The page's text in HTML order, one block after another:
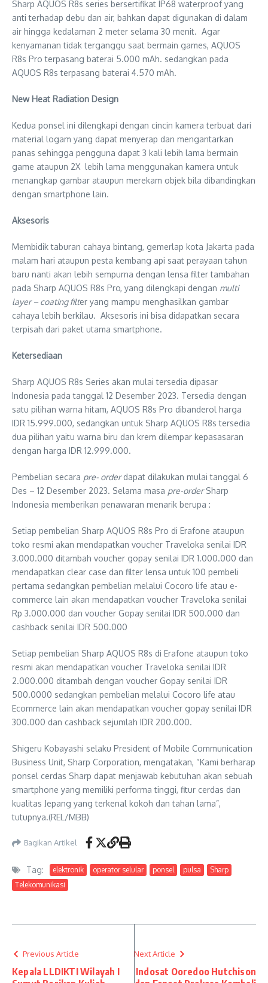
Sharp AQUOS R8s series bersertifikat IP68 waterproof yang
anti terhadap debu dan air, bahkan dapat digunakan di dalam
air hingga kedalaman 2 meter selama 30 menit. Agar
kenyamanan tidak terganggu saat bermain games, AQUOS
R8s Pro terpasang baterai 5.000 mAh. sedangkan pada
AQUOS R8s terpasang baterai 4.570 mAh.
New Heat Radiation Design
Kedua ponsel ini dilengkapi dengan cincin kamera terbuat dari
material logam yang dapat menyerap dan mengantarkan
panas sehingga pengguna dapat 3 kali lebih lama bermain
game ataupun 2X lebih lama menggunakan kamera untuk
menangkap gambar ataupun merekam objek bila dibandingkan
dengan smartphone lain.
Aksesoris
Membidik taburan cahaya bintang, gemerlap kota Jakarta pada
malam hari ataupun pesta kembang api saat perayaan tahun
baru nanti akan lebih sempurna dengan lensa filter tambahan
pada Sharp AQUOS R8s Pro, yang dilengkapi dengan multi
layer – coating filter yang mampu menghasilkan gambar
cahaya lebih berkilau. Aksesoris ini bisa didapatkan secara
terpisah dari paket utama smartphone.
Ketersediaan
Sharp AQUOS R8s Series akan mulai tersedia dipasar
Indonesia pada tanggal 12 Desember 2023. Tersedia dengan
satu pilihan warna hitam, AQUOS R8s Pro dibanderol harga
IDR 15.999.000, sedangkan untuk Sharp AQUOS R8s tersedia
dua pilihan yaitu warna biru dan krem dilempar kepasasaran
dengan harga IDR 12.999.000.
Pembelian secara pre- orderdapat dilakukan mulai tanggal 6
Des – 12 Desember 2023. Selama masa pre-orderSharp
Indonesia memberikan penawaran menarik berupa :
Setiap pembelian Sharp AQUOS R8s Pro di Erafone ataupun
toko resmi akan mendapatkan voucher Traveloka senilai IDR
3.000.000 ditambah voucher gopay senilai IDR 1.000.000 dan
mendapatkan clear case dan filter lensa untuk 100 pembeli
pertama sedangkan pembelian melalui Cocoro life atau e-
commerce lain akan mendapatkan voucher Traveloka senilai
Rp 3.000.000 dan voucher Gopay senilai IDR 500.000 dan
cashback senilai IDR 500.000
Setiap pembelian Sharp AQUOS R8s di Erafone ataupun toko
resmi akan mendapatkan voucher Traveloka senilai IDR
2.000.000 ditambah dengan voucher Gopay senilai IDR
500.0000 sedangkan pembelian melalui Cocoro life atau
Ecommerce lain akan mendapatkan voucher gopay senilai IDR
300.000 dan cashback sejumlah IDR 200.000.
Shigeru Kobayashi selaku President of Mobile Communication
Business Unit, Sharp Corporation, mengatakan, “Kami berharap
ponsel cerdas Sharp dapat menjawab kebutuhan akan sebuah
smartphone yang memiliki performa tinggi, fitur cerdas dan
kualitas Jepang yang terkenal kokoh dan tahan lama”,
tutupnya.(REL/MBB)
Bagikan Artikel
Tag: elektronik operator selular ponsel pulsa
Sharp
Telekomunikasi
Previous Article
Kepala LLDIKTI Wilayah I
Next Article
Indosat Ooredoo Hutchison